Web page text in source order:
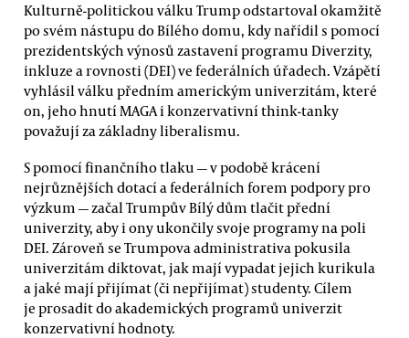
Kulturně-politickou válku Trump odstartoval okamžitě
po svém nástupu do Bílého domu, kdy nařídil s pomocí
prezidentských výnosů zastavení programu Diverzity,
inkluze a rovnosti (DEI) ve federálních úřadech. Vzápětí
vyhlásil válku předním americkým univerzitám, které
on, jeho hnutí MAGA i konzervativní think-tanky
považují za základny liberalismu.
S pomocí finančního tlaku — v podobě krácení
nejrůznějších dotací a federálních forem podpory pro
výzkum — začal Trumpův Bílý dům tlačit přední
univerzity, aby i ony ukončily svoje programy na poli
DEI. Zároveň se Trumpova administrativa pokusila
univerzitám diktovat, jak mají vypadat jejich kurikula
a jaké mají přijímat (či nepřijímat) studenty. Cílem
je prosadit do akademických programů univerzit
konzervativní hodnoty.